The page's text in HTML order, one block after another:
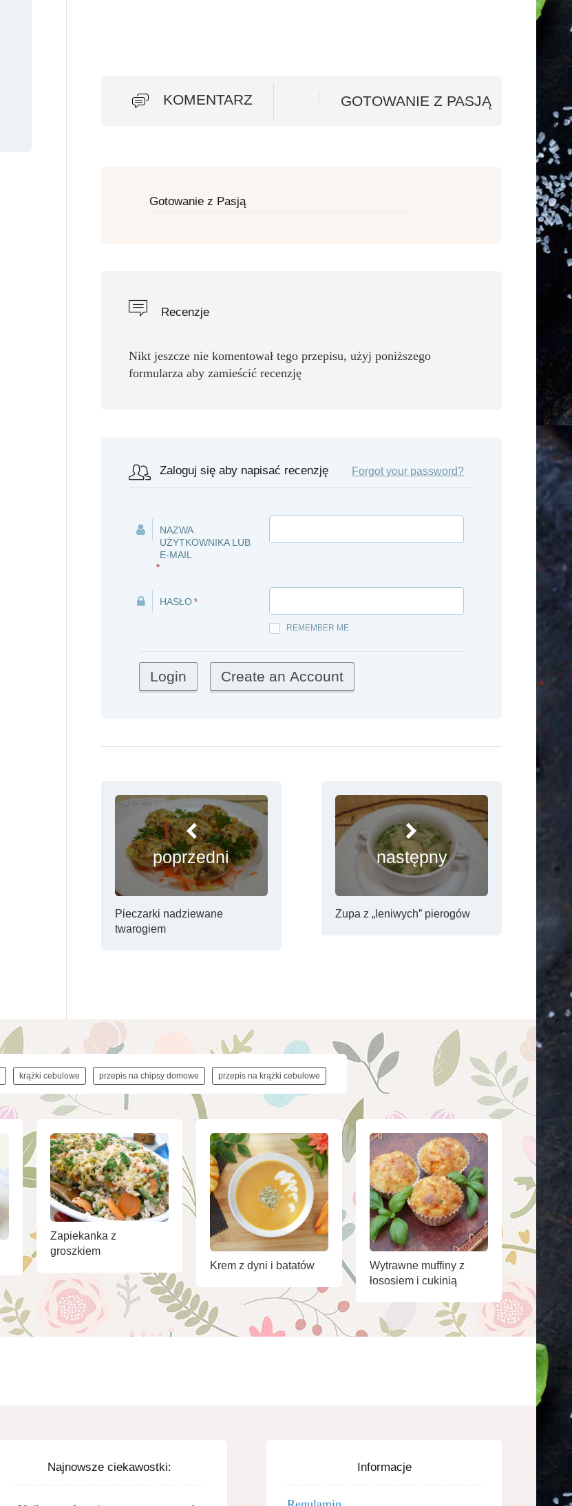
KOMENTARZ GOTOWANIE Z PASJĄ
Gotowanie z Pasją
Recenzje
Nikt jeszcze nie komentował tego przepisu, użyj poniższego
formularza aby zamieścić recenzję
Zaloguj się aby napisać recenzję Forgot your password?
NAZWA
UŻYTKOWNIKA LUB
E-MAIL
*
HASŁO *
REMEMBER ME
poprzedni
Pieczarki nadziewane
twarogiem
następny
Zupa z „leniwych” pierogów
krążki cebulowe przepis na chipsy domowe przepis na krążki cebulowe
Zapiekanka z
groszkiem
Krem z dyni i batatów
Wytrawne muffiny z
łososiem i cukinią
Najnowsze ciekawostki: Informacje